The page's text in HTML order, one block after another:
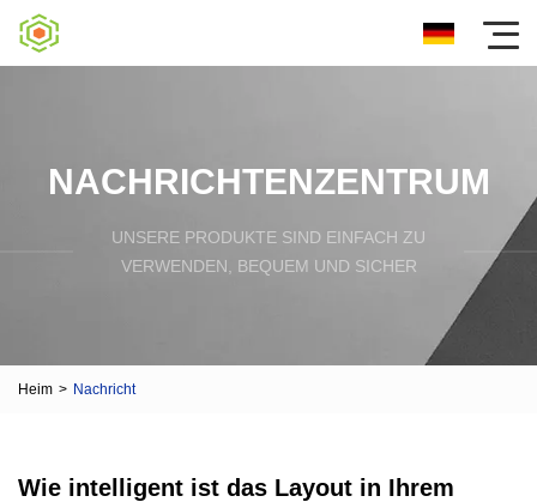
NACHRICHTENZENTRUM
UNSERE PRODUKTE SIND EINFACH ZU
VERWENDEN, BEQUEM UND SICHER
Heim > Nachricht
Wie intelligent ist das Layout in Ihrem